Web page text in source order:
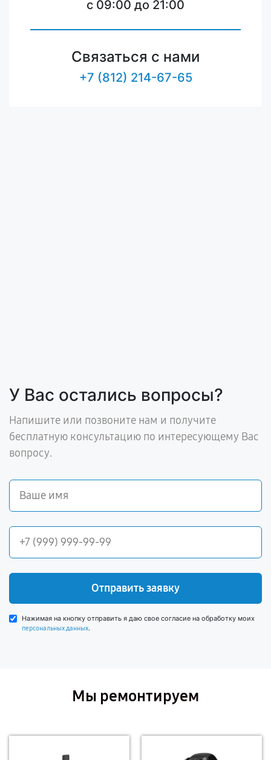
c 09:00 до 21:00
Связаться с нами
+7 (812) 214-67-65
У Вас остались вопросы?
Напишите или позвоните нам и получите
бесплатную консультацию по интересующему Вас
вопросу.
Отправить заявку
Нажимая на кнопку отправить я даю свое согласие на обработку моих
персональных данных.
Мы ремонтируем